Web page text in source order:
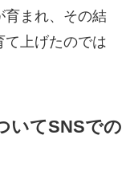
育まれ、その結
て上げたのでは
いてSNSでの